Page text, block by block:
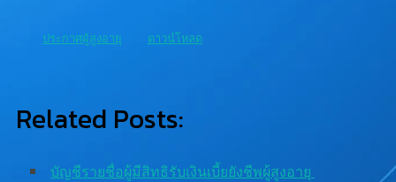
ประกาศผู้สูงอายุ ดาวน์โหลด
Related Posts:
บัญชีรายชื่อผู้มีสิทธิรับเงินเบี้ยยังชีพผู้สูงอายุ